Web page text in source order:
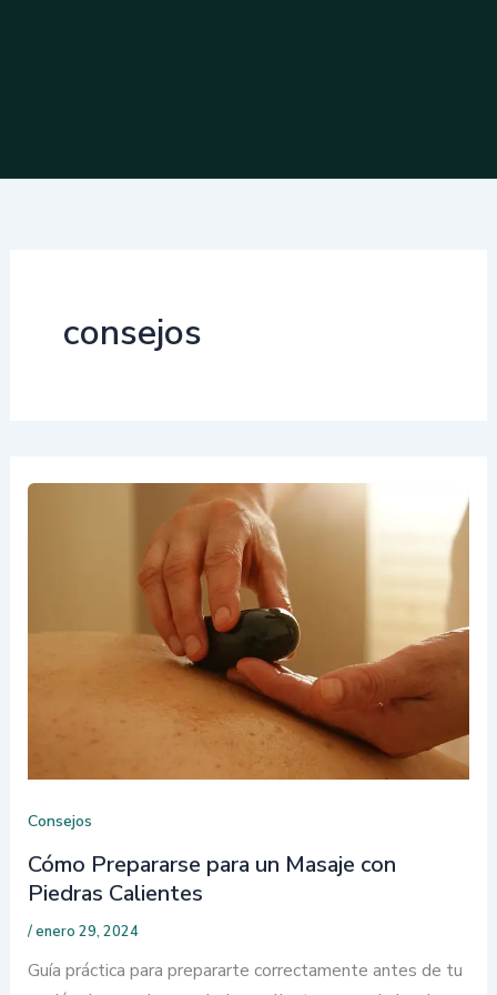
consejos
Consejos
Cómo Prepararse para un Masaje con
Piedras Calientes
/enero 29, 2024
Guía práctica para prepararte correctamente antes de tu